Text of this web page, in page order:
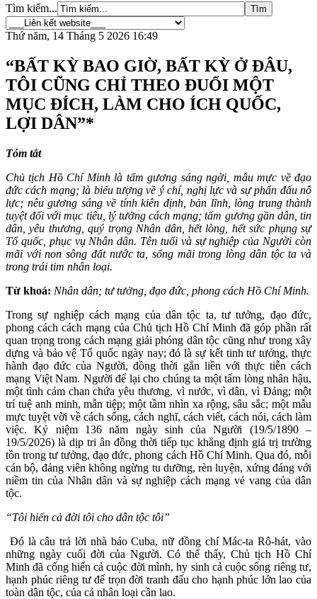
Tìm kiếm...
Thứ năm, 14 Tháng 5 2026 16:49
“BẤT KỲ BAO GIỜ, BẤT KỲ Ở ĐÂU,
TÔI CŨNG CHỈ THEO ĐUỔI MỘT
MỤC ĐÍCH, LÀM CHO ÍCH QUỐC,
LỢI DÂN”*
Tóm tắt
Chủ tịch Hồ Chí Minh là tấm gương sáng ngời, mẫu mực về đạo
đức cách mạng; là biểu tượng về ý chí, nghị lực và sự phấn đấu nỗ
lực; nêu gương sáng về tính kiên định, bản lĩnh, lòng trung thành
tuyệt đối với mục tiêu, lý tưởng cách mạng; tấm gương gần dân, tin
dân, yêu thương, quý trọng Nhân dân, hết lòng, hết sức phụng sự
Tổ quốc, phục vụ Nhân dân. Tên tuổi và sự nghiệp của Người còn
mãi với non sông đất nước ta, sống mãi trong lòng dân tộc ta và
trong trái tim nhân loại.
Từ khoá: Nhân dân; tư tưởng, đạo đức, phong cách Hồ Chí Minh.
Trong sự nghiệp cách mạng của dân tộc ta, tư tưởng, đạo đức,
phong cách cách mạng của Chủ tịch Hồ Chí Minh đã góp phần rất
quan trọng trong cách mạng giải phóng dân tộc cũng như trong xây
dựng và bảo vệ Tổ quốc ngày nay; đó là sự kết tinh tư tưởng, thực
hành đạo đức của Người, đồng thời gắn liền với thực tiễn cách
mạng Việt Nam. Người để lại cho chúng ta một tấm lòng nhân hậu,
một tình cảm chan chứa yêu thương, vì nước, vì dân, vì Đảng; một
trí tuệ anh minh, mẫn tiệp; một tầm nhìn xa rộng, sâu sắc; một mẫu
mực tuyệt vời về cách sống, cách nghĩ, cách viết, cách nói, cách làm
việc. Kỷ niệm 136 năm ngày sinh của Người (19/5/1890 –
19/5/2026) là dịp tri ân đồng thời tiếp tục khẳng định giá trị trường
tồn trong tư tưởng, đạo đức, phong cách Hồ Chí Minh. Qua đó, mỗi
cán bộ, đảng viên không ngừng tu dưỡng, rèn luyện, xứng đáng với
niềm tin của Nhân dân và sự nghiệp cách mạng vẻ vang của dân
tộc.
“Tôi hiến cả đời tôi cho dân tộc tôi”
Đó là câu trả lời nhà báo Cuba, nữ đồng chí Mác-ta Rô-hát, vào
những ngày cuối đời của Người. Có thể thấy, Chủ tịch Hồ Chí
Minh đã cống hiến cả cuộc đời mình, hy sinh cả cuộc sống riêng tư,
hạnh phúc riêng tư để trọn đời tranh đấu cho hạnh phúc lớn lao của
toàn dân tộc, của cả nhân loại cần lao.